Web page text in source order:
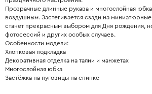
Прозрачные длинные рукава и многослойная
воздушным. Застегивается сзади на
станет прекрасным выбором для Дня рождения,
фотосессий и других особых случаев.
Особенности модели:
Хлопковая подкладка
Декоративная отделка на талии и манжетах
Многослойная юбка
Застёжка на пуговицы на спинке